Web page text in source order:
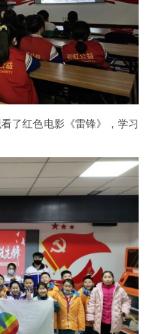
红色电影《雷锋》，学习